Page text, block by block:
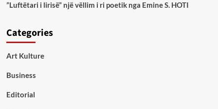
”Luftëtari i lirisë” një vëllim i ri poetik nga Emine S. HOTI
Categories
Art Kulture
Business
Editorial